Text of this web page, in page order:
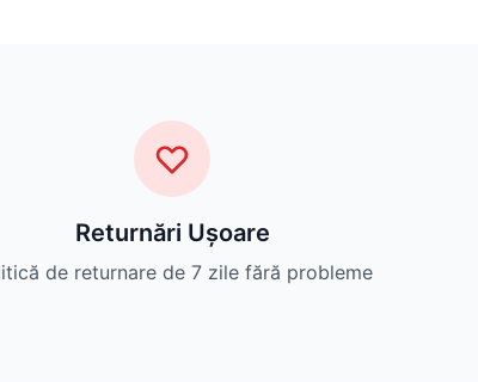
Returnări Ușoare
de returnare de 7 zile fără probleme